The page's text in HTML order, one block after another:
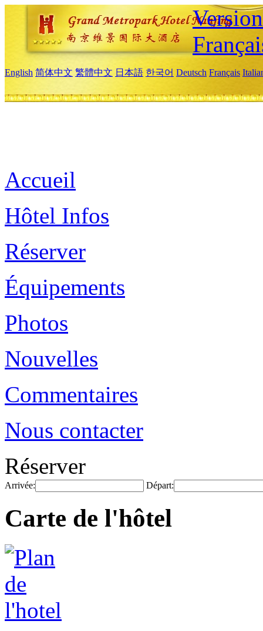
English 简体中文 繁體中文 日本語 한국어 Deutsch Français
Accueil
Hôtel Infos
Réserver
Équipements
Photos
Nouvelles
Commentaires
Nous contacter
Réserver
Arrivée: Départ:
Carte de l'hôtel